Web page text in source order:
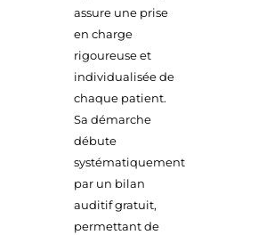
assure une prise
en charge
rigoureuse et
individualisée de
chaque patient.
Sa démarche
débute
systématiquement
par un bilan
auditif gratuit,
permettant de